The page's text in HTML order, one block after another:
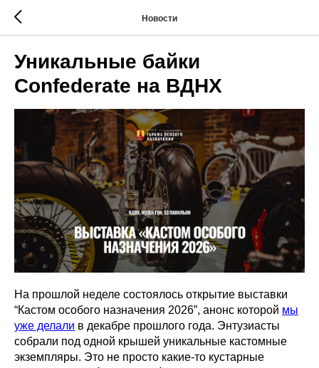
Новости
Уникальные байки
Confederate на ВДНХ
На прошлой неделе состоялось открытие выставки
“Кастом особого назначения 2026”, анонс которой мы
уже делали в декабре прошлого года. Энтузиасты
собрали под одной крышей уникальные кастомные
экземпляры. Это не просто какие-то кустарные